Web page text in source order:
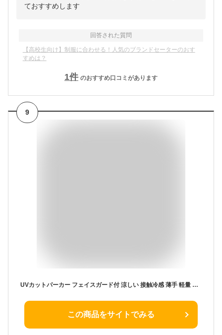
ておすすめします
回答された質問
【高校生向け】制服に合わせる！人気のブランドセーターのおす
すめは？
1件 のおすすめ口コミがあります
9
UVカットパーカー フェイスガード付 涼しい 接触冷感 薄手 軽量 ツバ付き ラッシュガード シアー 首元 ハイネック 顔まで 口まで 顔全部 隠れる 指穴 大きいサイズ 大きめ 体型カバー オシャレ おしゃれ レディース コンパクト ロング丈 丈長め 最強 春 夏 ウォーキング 運転
この商品をサイトでみる